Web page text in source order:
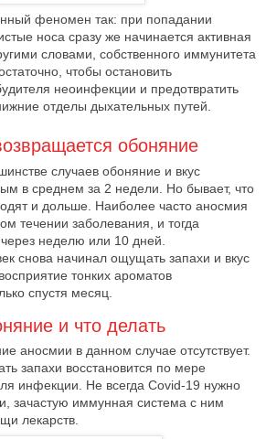
феномен так: при попадании
носа сразу же начинается активная
словами, собственного иммунитета
чтобы остановить
неоинфекции и предотвратить
отделы дыхательных путей.
обоняние
случаев обоняние и вкус
в среднем за 2 недели. Но бывает, что
и дольше. Наиболее часто аносмия
течении заболевания, и тогда
неделю или 10 дней.
снова начинал ощущать запахи и вкус
тонких ароматов
спустя месяц.
и что делать
аносмии в данном случае отсутствует.
запахи восстановится по мере
инфекции. Не всегда Covid-19 нужно
зачастую иммунная система с ним
лекарств.